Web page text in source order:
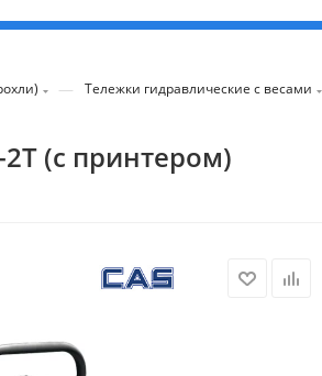
— Тележки гидравлические с весами
2T (с принтером)